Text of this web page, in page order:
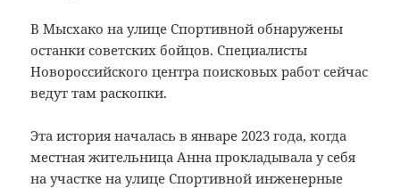
В Мысхако на улице Спортивной обнаружены
останки советских бойцов. Специалисты
Новороссийского центра поисковых работ сейчас
ведут там раскопки.
Эта история началась в январе 2023 года, когда
местная жительница Анна прокладывала у себя
на участке на улице Спортивной инженерные